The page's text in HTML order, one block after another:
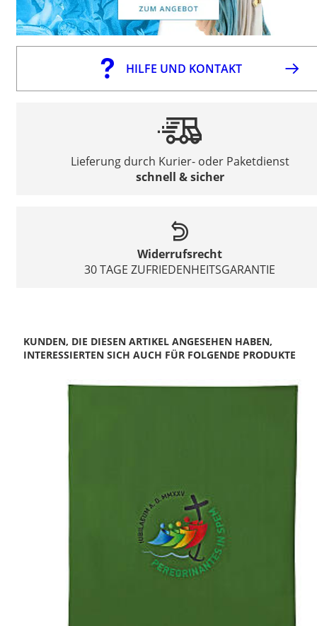
HILFE UND KONTAKT
Lieferung durch Kurier- oder Paketdienst
schnell & sicher
Widerrufsrecht
30 TAGE ZUFRIEDENHEITSGARANTIE
KUNDEN, DIE DIESEN ARTIKEL ANGESEHEN HABEN,
INTERESSIERTEN SICH AUCH FÜR FOLGENDE PRODUKTE